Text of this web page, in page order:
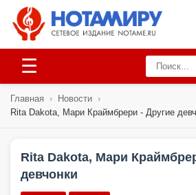
☰
Главная › Новости ›
Rita Dakota, Мари Краймбрери - Другие
Rita Dakota, Мари
девчонки